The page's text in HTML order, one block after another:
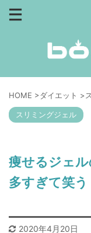
HOME >ダイエット >
スリミングジェル
痩せるジェ
多すぎて笑
2020年4月20日